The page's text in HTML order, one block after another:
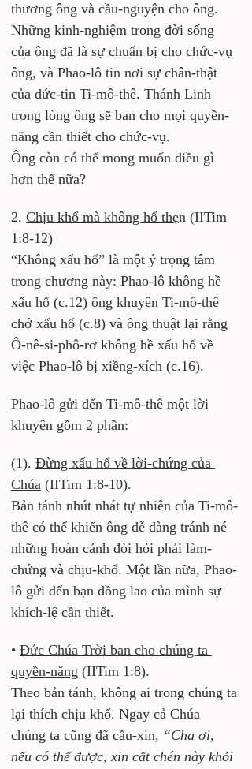
thương ông và cầu-nguyện cho ông.
Những kinh-nghiệm trong đời sống
của ông đã là sự chuẩn bị cho chức-vụ
ông, và Phao-lô tin nơi sự chân-thật
của đức-tin Ti-mô-thê. Thánh Linh
trong lòng ông sẽ ban cho mọi quyền-
năng cần thiết cho chức-vụ.
Ông còn có thể mong muốn điều gì
hơn thế nữa?
2. Chịu khổ mà không hổ thẹn (IITim
1:8-12)
“Không xấu hổ” là một ý trọng tâm
trong chương này: Phao-lô không hề
xấu hổ (c.12) ông khuyên Ti-mô-thê
chớ xấu hổ (c.8) và ông thuật lại rằng
Ô-nê-si-phô-rơ không hề xấu hổ về
việc Phao-lô bị xiềng-xích (c.16).
Phao-lô gửi đến Ti-mô-thê một lời
khuyên gồm 2 phần:
(1). Đừng xấu hổ về lời-chứng của
Chúa (IITim 1:8-10).
Bản tánh nhút nhát tự nhiên của Ti-mô-
thê có thể khiến ông dễ dàng tránh né
những hoàn cảnh đòi hỏi phải làm-
chứng và chịu-khổ. Một lần nữa, Phao-
lô gửi đến bạn đồng lao của mình sự
khích-lệ cần thiết.
• Đức Chúa Trời ban cho chúng ta
quyền-năng (IITim 1:8).
Theo bản tánh, không ai trong chúng ta
lại thích chịu khổ. Ngay cả Chúa
chúng ta cũng đã cầu-xin, “Cha ơi,
nếu có thể được, xin cất chén này khỏi